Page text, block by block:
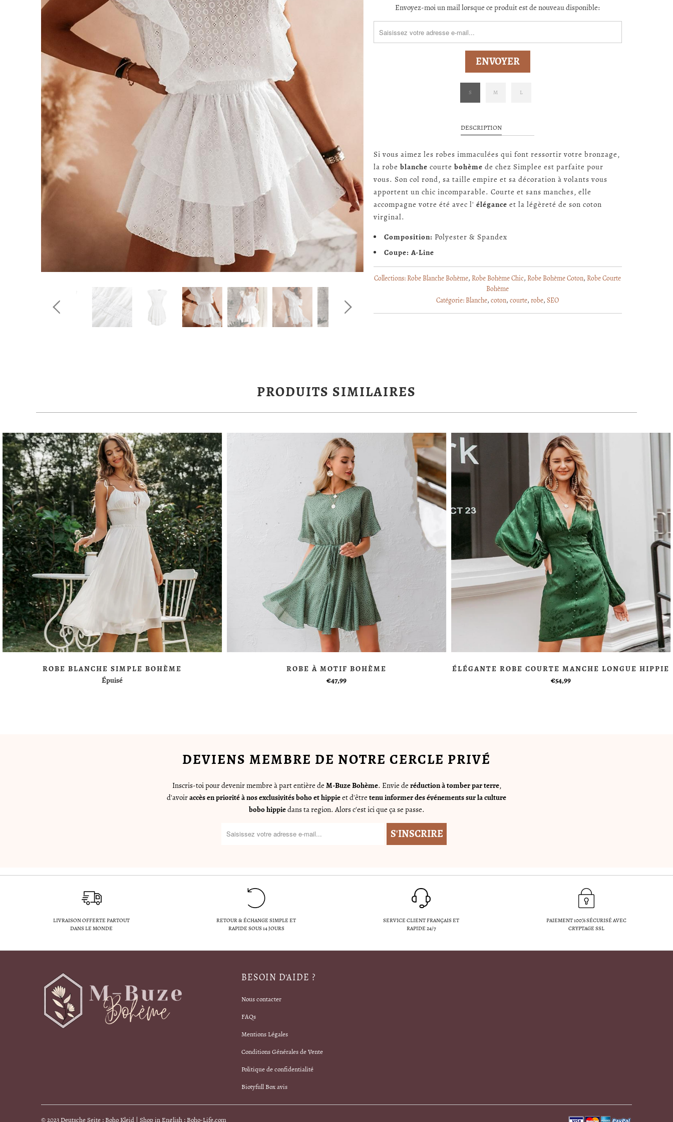
TRANSLATION
FR.PRODUCTS.NOTIFY_FORM.DESCRIPTION:
Envoyez-moi un mail lorsque ce produit est de nouveau disponible:
S M L
DESCRIPTION
Si vous aimez les robes immaculées qui font ressortir votre bronzage,
la robe blanche courte bohème de chez Simplee est parfaite pour
vous. Son col rond, sa taille empire et sa décoration à volants vous
apportent un chic incomparable. Courte et sans manches, elle
accompagne votre été avec l' élégance et la légèreté de son coton
virginal.
Composition: Polyester & Spandex
Coupe: A-Line
Collections: Robe Blanche Bohème, Robe Bohème Chic, Robe Bohème Coton, Robe Courte
Bohème
Catégorie: Blanche, coton, courte, robe, SEO
PRODUITS SIMILAIRES
ROBE BLANCHE SIMPLE BOHÈME
Épuisé
ROBE À MOTIF BOHÈME
€47,99
ÉLÉGANTE ROBE COURTE MANCHE LONGUE HIPPIE
€54,99
DEVIENS MEMBRE DE NOTRE CERCLE PRIVÉ
Inscris-toi pour devenir membre à part entière de M-Buze Bohème. Envie de réduction à tomber par terre,
d'avoiraccès en priorité à nos exclusivités boho et hippieet d'être tenu informer des événements sur la culture
bobo hippiedans ta region. Alors c'est ici que ça se passe.
LIVRAISON OFFERTE PARTOUT
DANS LE MONDE
RETOUR & ÉCHANGE SIMPLE ET
RAPIDE SOUS 14 JOURS
SERVICE CLIENT FRANÇAIS ET
RAPIDE 24/7
PAIEMENT 100% SÉCURISÉ AVEC
CRYPTAGE SSL
BESOIN D'AIDE ?
Nous contacter
FAQs
Mentions Légales
Conditions Générales de Vente
Politique de confidentialité
Biotyfull Box avis
© 2023 Deutsche Seite : Boho Kleid | Shop in English : Boho-Life.com